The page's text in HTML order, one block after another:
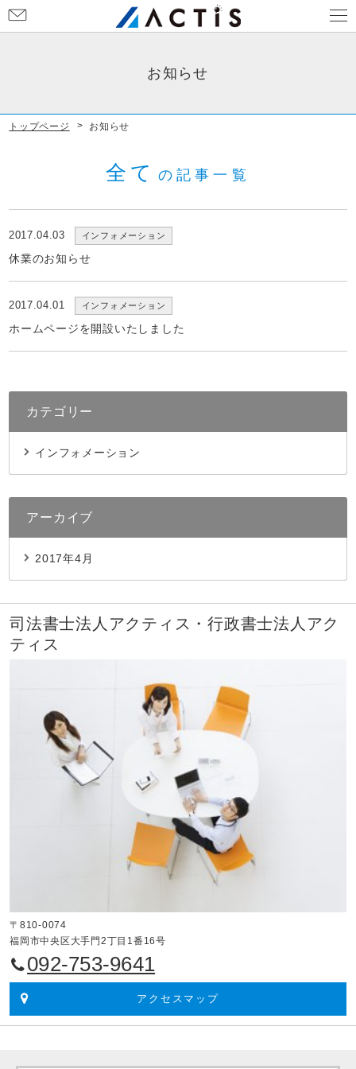
問
お知らせ
トップページ お知らせ
全て の記事一覧
2017.04.03 インフォメーション
休業のお知らせ
2017.04.01 インフォメーション
ホームページを開設いたしました
カテゴリー
インフォメーション
アーカイブ
2017年4月
司法書士法人アクティス・行政書士法人アク
ティス
〒810-0074
福岡市中央区大手門2丁目1番16号
092-753-9641
アクセスマップ